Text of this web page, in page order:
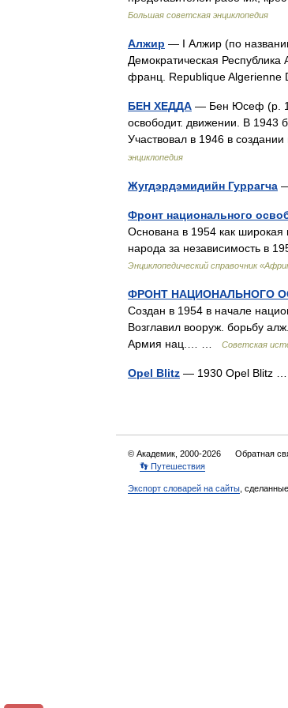
Большая советская энциклопедия
Алжир — I Алжир (по
Демократическая
франц. Republique
БЕН ХЕДДА — Бен Юсеф (р.
освободит. движении. В 1943
Участвовал в 1946 в
энциклопедия
Жугдэрдэмидийн Гуррагча
Фронт национального
Основана в 1954 как широкая
народа за независимость в
Энциклопедический справочник
ФРОНТ НАЦИОНАЛЬНОГО
Создан в 1954 в начале
Возглавил вооруж. борьбу
Армия нац.… …
Советская
Opel Blitz — 1930 Opel Blitz
© Академик, 2000-2026 Обратная
👣 Путешествия
Экспорт словарей на сайты ,